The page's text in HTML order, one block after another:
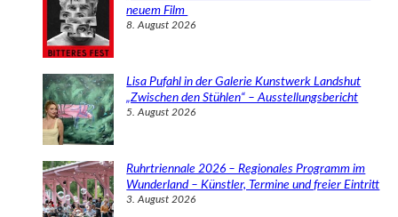
neuem Film
8. August 2026
Lisa Pufahl in der Galerie Kunstwerk Landshut
„Zwischen den Stühlen“ – Ausstellungsbericht
5. August 2026
Ruhrtriennale 2026 – Regionales Programm im
Wunderland – Künstler, Termine und freier Eintritt
3. August 2026